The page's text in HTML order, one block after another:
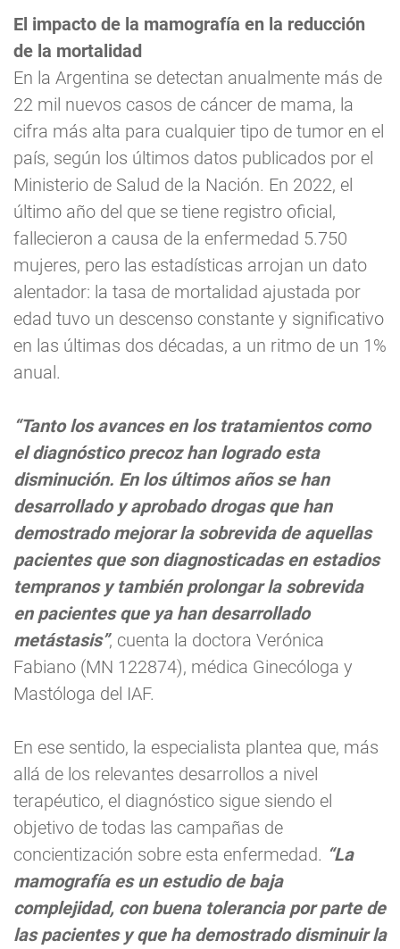
El impacto de la mamografía en la reducción
de la mortalidad
En la Argentina se detectan anualmente más de
22 mil nuevos casos de cáncer de mama, la
cifra más alta para cualquier tipo de tumor en el
país, según los últimos datos publicados por el
Ministerio de Salud de la Nación. En 2022, el
último año del que se tiene registro oficial,
fallecieron a causa de la enfermedad 5.750
mujeres, pero las estadísticas arrojan un dato
alentador: la tasa de mortalidad ajustada por
edad tuvo un descenso constante y significativo
en las últimas dos décadas, a un ritmo de un 1%
anual.
“Tanto los avances en los tratamientos como
el diagnóstico precoz han logrado esta
disminución. En los últimos años se han
desarrollado y aprobado drogas que han
demostrado mejorar la sobrevida de aquellas
pacientes que son diagnosticadas en estadios
tempranos y también prolongar la sobrevida
en pacientes que ya han desarrollado
metástasis”, cuenta la doctora Verónica
Fabiano (MN 122874), médica Ginecóloga y
Mastóloga del IAF.
En ese sentido, la especialista plantea que, más
allá de los relevantes desarrollos a nivel
terapéutico, el diagnóstico sigue siendo el
objetivo de todas las campañas de
concientización sobre esta enfermedad. “La
mamografía es un estudio de baja
complejidad, con buena tolerancia por parte de
las pacientes y que ha demostrado disminuir la